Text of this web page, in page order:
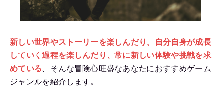
新しい世界やストーリーを楽しんだり、自分自身が成長
していく過程を楽しんだり、常に新しい体験や挑戦を求
めている 、そんな冒険心旺盛なあなたにおすすめゲーム
ジャンルを紹介します。